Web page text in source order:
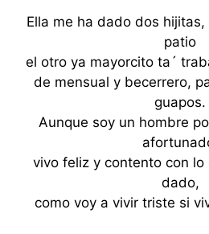
Ella me ha dado dos
patio
el otro ya mayorcito ta´
de mensual y becerrero,
guapos.
Aunque soy un hombre
vivo feliz y contento con lo
dado,
como voy a vivir triste si